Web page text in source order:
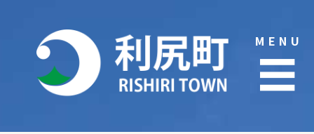
content
MENU
☰